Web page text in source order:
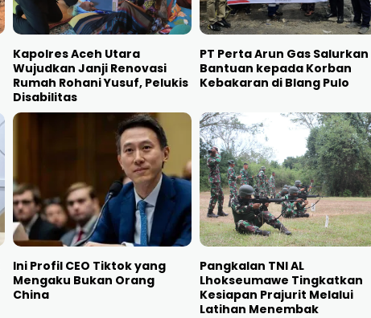
Kapolres Aceh Utara
Wujudkan Janji Renovasi
Rumah Rohani Yusuf, Pelukis
Disabilitas
PT Perta Arun Gas Salurkan
Bantuan kepada Korban
Kebakaran di Blang Pulo
Ini Profil CEO Tiktok yang
Mengaku Bukan Orang
China
Pangkalan TNI AL
Lhokseumawe Tingkatkan
Kesiapan Prajurit Melalui
Latihan Menembak